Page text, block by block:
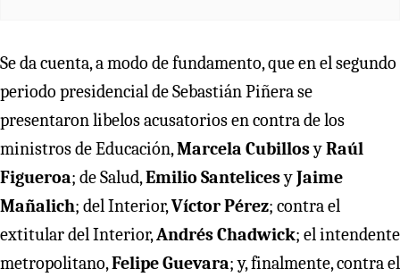
Se da cuenta, a modo de fundamento, que en el segundo
periodo presidencial de Sebastián Piñera se
presentaron libelos acusatorios en contra de los
ministros de Educación,Marcela CubillosyRaúl
Figueroa; de Salud,Emilio SantelicesyJaime
Mañalich; del Interior,Víctor Pérez; contra el
extitular del Interior,Andrés Chadwick; el intendente
metropolitano,Felipe Guevara; y, finalmente, contra el